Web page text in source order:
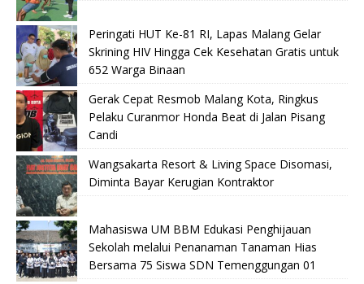
Peringati HUT Ke-81 RI, Lapas Malang Gelar
Skrining HIV Hingga Cek Kesehatan Gratis untuk
652 Warga Binaan
Gerak Cepat Resmob Malang Kota, Ringkus
Pelaku Curanmor Honda Beat di Jalan Pisang
Candi
Wangsakarta Resort & Living Space Disomasi,
Diminta Bayar Kerugian Kontraktor
Mahasiswa UM BBM Edukasi Penghijauan
Sekolah melalui Penanaman Tanaman Hias
Bersama 75 Siswa SDN Temenggungan 01